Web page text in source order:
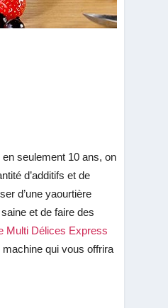
seulement 10 ans, on
d’additifs et de
d’une yaourtière
et de faire des
Multi Délices Express
machine qui vous offrira